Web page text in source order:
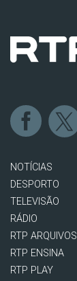
NOTÍCIAS
DESPORTO
TELEVISÃO
RÁDIO
RTP ARQUIVOS
RTP ENSINA
RTP PLAY